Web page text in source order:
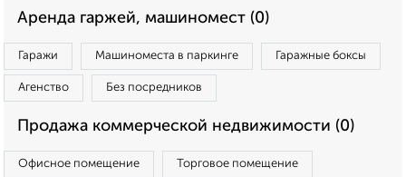
Аренда гаржей, машиномест (0)
Гаражи Машиноместа в паркинге Гаражные боксы
Агенство Без посредников
Продажа коммерческой недвижимости (0)
Офисное помещение Торговое помещение